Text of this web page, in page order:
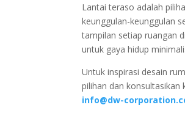
Lantai teraso adalah
keunggulan-keunggulan
tampilan setiap ruangan
untuk gaya hidup
Untuk inspirasi desain
pilihan dan konsultasikan
info@dw-